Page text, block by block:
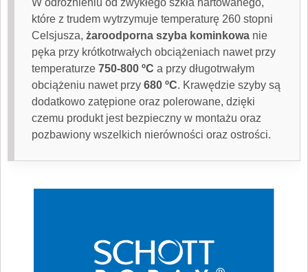
W odróżnieniu od zwykłego szkła hartowanego,
które z trudem wytrzymuje temperaturę 260 stopni
Celsjusza, żaroodporna szyba kominkowa nie
pęka przy krótkotrwałych obciążeniach nawet przy
temperaturze 750-800 ºC a przy długotrwałym
obciążeniu nawet przy 680 ºC. Krawędzie szyby są
dodatkowo zatępione oraz polerowane, dzięki
czemu produkt jest bezpieczny w montażu oraz
pozbawiony wszelkich nierówności oraz ostrości.